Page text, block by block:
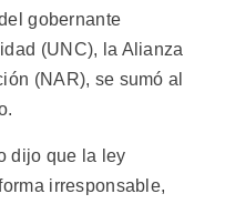
gobernante
(UNC), la Alianza
(NAR), se sumó al
dijo que la ley
irresponsable,